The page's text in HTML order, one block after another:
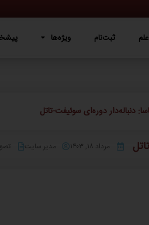
ثبت‌نام ویژه‌ها
ویژه‌ها پیشخوان خدمات
دنباله‌دار دوره‌ای سوئیفت-تاتل
مرداد ۱۸, ۱۴۰۳ مدیر سایت